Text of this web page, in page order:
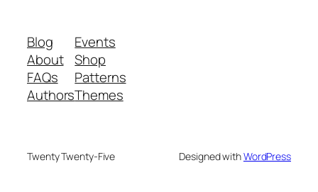
Blog
About
FAQs
Authors
Events
Shop
Patterns
Themes
Twenty Twenty-Five Designed withWordPress